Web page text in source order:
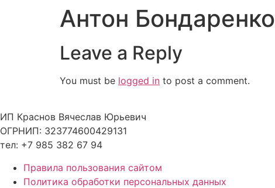
Антон Бондаренко
Leave a Reply
You must be logged in to post a comment.
ИП Краснов Вячеслав Юрьевич
ОГРНИП: 323774600429131
тел: +7 985 382 67 94
Правила пользования сайтом
Политика обработки персональных данных